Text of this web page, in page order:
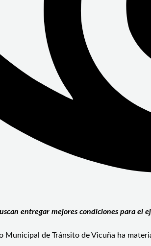
entregar mejores condiciones para el
Municipal de Tránsito de Vicuña ha